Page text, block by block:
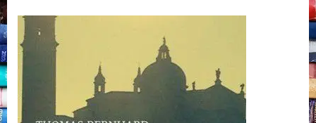
Thomas
Bernhard